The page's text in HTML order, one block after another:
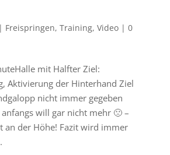
| Freispringen, Training, Video| 0
mit Halfter Ziel:
Aktivierung der Hinterhand Ziel
nicht immer gegeben
will gar nicht mehr 🙁 –
an der Höhe! Fazit wird immer